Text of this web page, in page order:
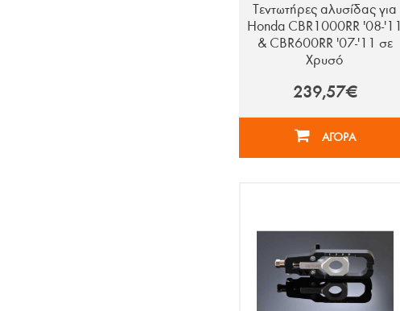
Τεντωτήρες αλυσίδας για
Honda CBR1000RR '08-'11
& CBR600RR '07-'11 σε
Χρυσό
239,57€
ΑΓΟΡΑ